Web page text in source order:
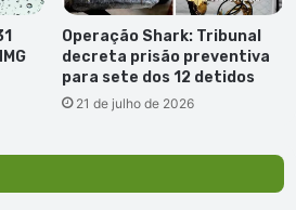
Operação Shark: Tribunal
decreta prisão preventiva
para sete dos 12 detidos
21 de julho de 2026